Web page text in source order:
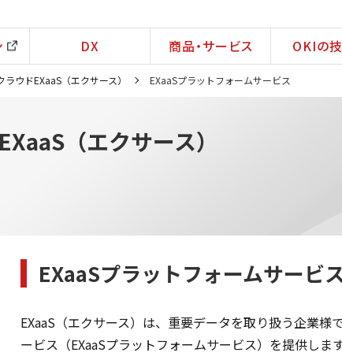
DX 商品・サービス OKIの
ラウドEXaaS（エクサース） EXaaSプラットフォームサービス
（エクサース）
EXaaSプラットフォームサービ
EXaaS（エクサース）は、重要データを取り扱う企業
ービス（EXaaSプラットフォームサービス）を提供します